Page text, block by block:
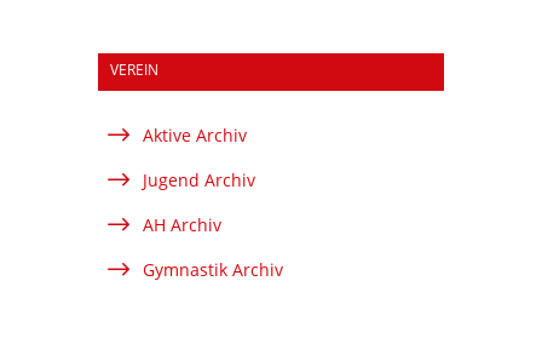
VEREIN
$ Aktive Archiv
$ Jugend Archiv
$ AH Archiv
$ Gymnastik Archiv